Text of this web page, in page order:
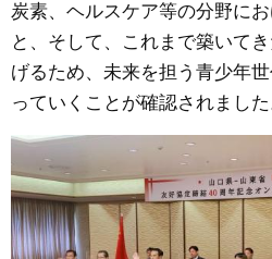
炭素、ヘルスケア等の分野に
と、そして、これまで築いて
げるため、未来を担う青少年
っていくことが確認されました